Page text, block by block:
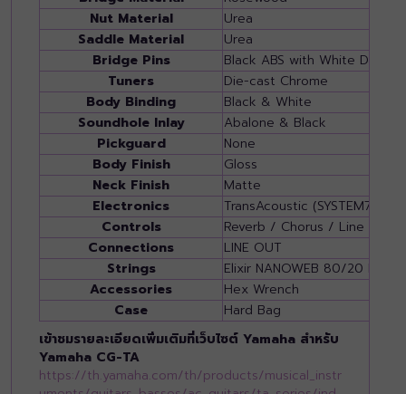
Nut Material
Urea
Saddle Material
Urea
Bridge Pins
Black ABS with White Dot
Tuners
Die-cast Chrome
Body Binding
Black & White
Soundhole Inlay
Abalone & Black
Pickguard
None
Body Finish
Gloss
Neck Finish
Matte
Electronics
TransAcoustic (SYSTEM70)
Controls
Reverb / Chorus / Line Out
Connections
LINE OUT
Strings
Elixir NANOWEB 80/20
Accessories
Hex Wrench
Case
Hard Bag
เข้าชมรายละเอียดเพิ่มเติมที่เว็บไซต์ Yamaha สำหรับ
Yamaha CG-TA
https://th.yamaha.com/th/products/musical_instr